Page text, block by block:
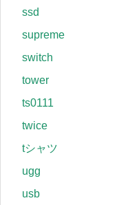
ssd
supreme
switch
tower
ts0111
twice
tシャツ
ugg
usb